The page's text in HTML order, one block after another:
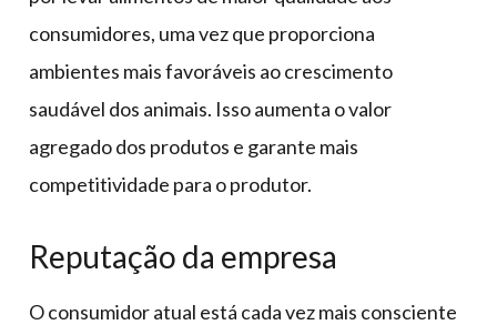
consumidores, uma vez que proporciona
ambientes mais favoráveis ao crescimento
saudável dos animais. Isso aumenta o valor
agregado dos produtos e garante mais
competitividade para o produtor.
Reputação da empresa
O consumidor atual está cada vez mais consciente